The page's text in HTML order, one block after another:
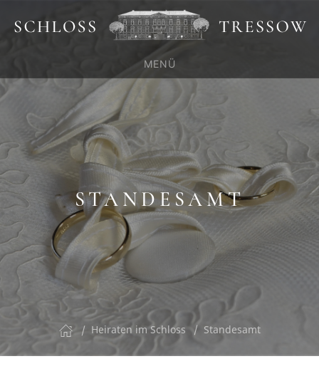
MENÜ
STANDESAMT
Heiraten im Schloss Standesamt